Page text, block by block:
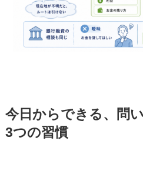
今日からできる、問
3つの習慣